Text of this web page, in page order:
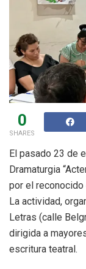
0
SHARES
El pasado 23 de
Dramaturgia
por el reconocido
La actividad,
Letras (calle
dirigida a
escritura teatral.